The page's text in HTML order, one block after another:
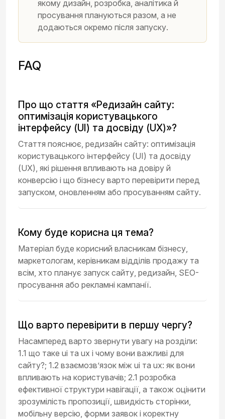
якому дизайн, розробка, аналітика й
просування плануються разом, а не
додаються окремо після запуску.
FAQ
Про що стаття «Редизайн сайту:
оптимізація користувацького
інтерфейсу (UI) та досвіду (UX)»?
Стаття пояснює, редизайн сайту: оптимізація
користувацького інтерфейсу (UI) та досвіду
(UX), які рішення впливають на довіру й
конверсію і що бізнесу варто перевірити перед
запуском, оновленням або просуванням сайту.
Кому буде корисна ця тема?
Матеріал буде корисний власникам бізнесу,
маркетологам, керівникам відділів продажу та
всім, хто планує запуск сайту, редизайн, SEO-
просування або рекламні кампанії.
Що варто перевірити в першу чергу?
Насамперед варто звернути увагу на розділи:
1.1 що таке ui та ux і чому вони важливі для
сайту?; 1.2 взаємозв’язок між ui та ux: як вони
впливають на користувачів; 2.1 розробка
ефективної структури навігації, а також оцінити
зрозумілість пропозиції, швидкість сторінки,
мобільну версію, форми заявок і коректну